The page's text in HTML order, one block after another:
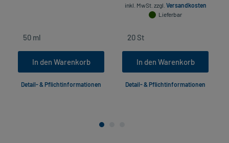
In den Warenkorb
Detail- & Pflichtinformationen
inkl. MwSt. zzgl. Versandkosten
Lieferbar
In den Warenkorb
Detail- & Pflichtinformationen